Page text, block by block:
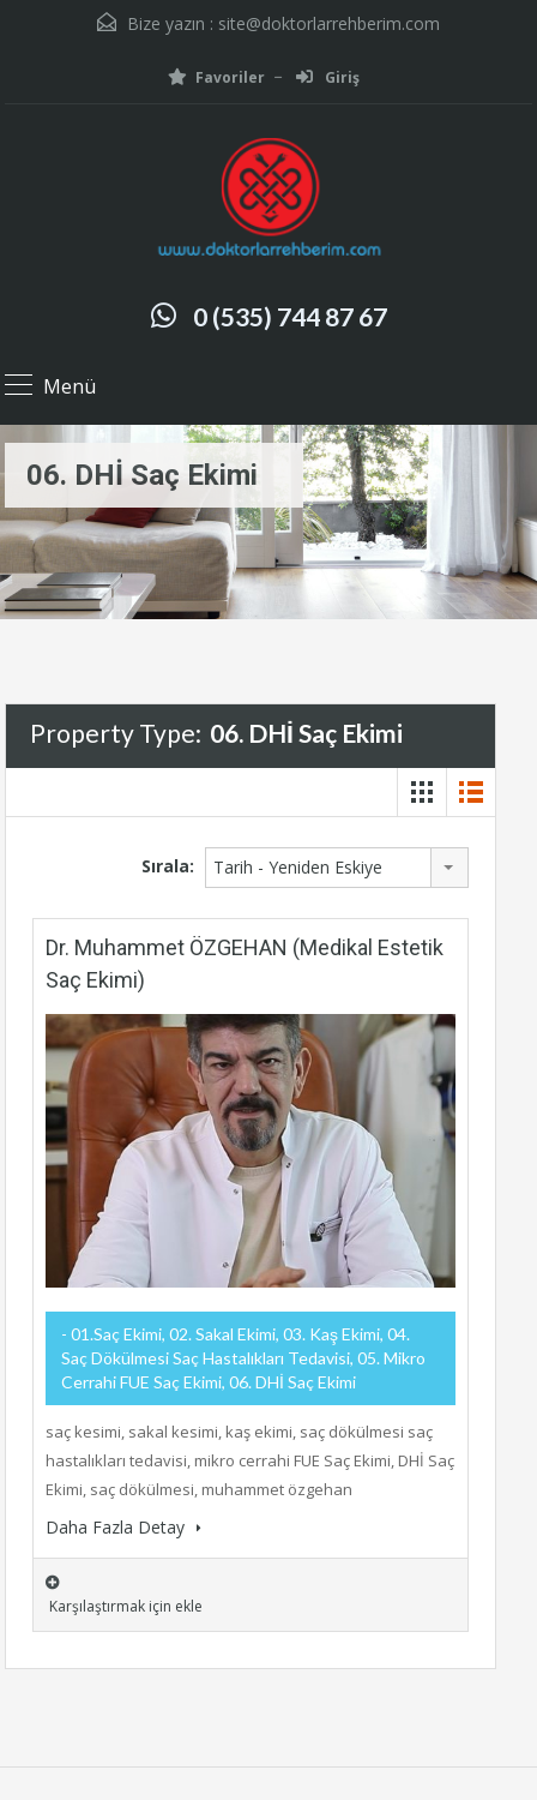
Bize yazın : site@doktorlarrehberim.com
Favoriler Giriş
0 (535) 744 87 67
Menü
06. DHİ Saç Ekimi
Property Type: 06. DHİ Saç Ekimi
Sırala: Tarih - Yeniden Eskiye
Dr. Muhammet ÖZGEHAN (Medikal Estetik
Saç Ekimi)
- 01.Saç Ekimi, 02. Sakal Ekimi, 03. Kaş Ekimi, 04.
Saç Dökülmesi Saç Hastalıkları Tedavisi, 05. Mikro
Cerrahi FUE Saç Ekimi, 06. DHİ Saç Ekimi
saç kesimi, sakal kesimi, kaş ekimi, saç dökülmesi saç
hastalıkları tedavisi, mikro cerrahi FUE Saç Ekimi, DHİ Saç
Ekimi, saç dökülmesi, muhammet özgehan
Daha Fazla Detay
Karşılaştırmak için ekle